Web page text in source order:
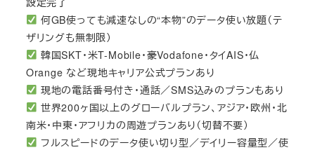
何GB使っても減速なしの“本物”のデータ使い放題（テ
ザリングも無制限）
韓国SKT・米T-Mobile・豪Vodafone・タイAIS・仏
Orange など現地キャリア公式プランあり
現地の電話番号付き・通話／SMS込みのプランもあり
世界200ヶ国以上のグローバルプラン、アジア・欧州・北
南米・中東・アフリカの周遊プランあり（切替不要）
フルスピードのデータ使い切り型／デイリー容量型／使